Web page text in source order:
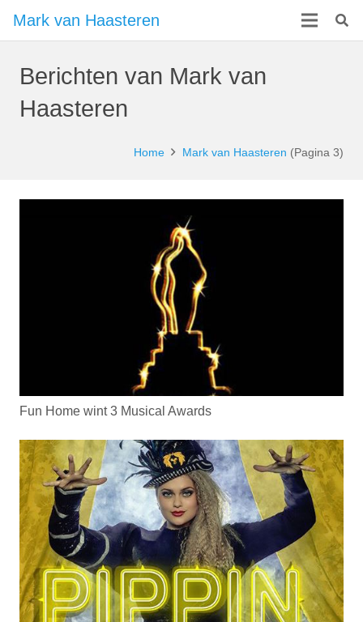
Mark van Haasteren
Berichten van Mark van
Haasteren
Home Mark van Haasteren (Pagina 3)
Fun Home wint 3 Musical Awards